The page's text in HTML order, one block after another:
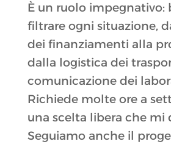
È un ruolo impegnativo:
filtrare ogni situazione,
dei finanziamenti alla
dalla logistica dei
comunicazione dei
Richiede molte ore a
una scelta libera che mi
Seguiamo anche il